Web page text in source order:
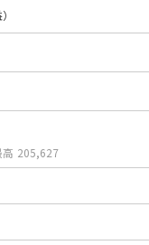
高 205,627